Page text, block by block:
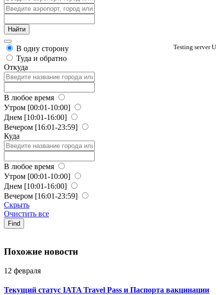
Testing server U
В одну сторону
Туда и обратно
Откуда
В любое время
Утром [00:01-10:00]
Днем [10:01-16:00]
Вечером [16:01-23:59]
Куда
В любое время
Утром [00:01-10:00]
Днем [10:01-16:00]
Вечером [16:01-23:59]
Скрыть
Очистить все
Find
Похожие новости
12 февраля
Текущий статус IATA Travel Pass и Паспорта вакцинации